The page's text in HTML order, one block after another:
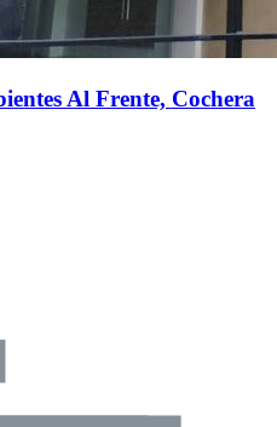
Al Frente, Cochera